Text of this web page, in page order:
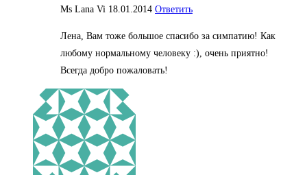
Ms Lana Vi 18.01.2014 Ответить
Лена, Вам тоже большое спасибо за симпатию! Как
любому нормальному человеку :), очень приятно!
Всегда добро пожаловать!